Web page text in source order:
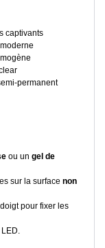
captivants
permanent
ou un gel de
sur la surface non
pour fixer les